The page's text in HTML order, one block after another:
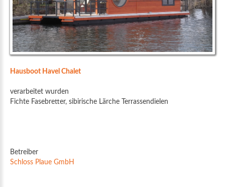
Hausboot Havel Chalet
verarbeitet wurden
Fichte Fasebretter, sibirische Lärche Terrassendielen
Betreiber
Schloss Plaue GmbH